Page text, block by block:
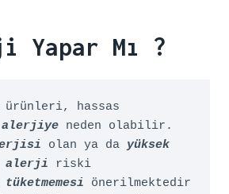
Yapar Mı ?
ürünleri, hassas
alerjiye neden olabilir.
olan ya da yüksek
alerji
riski
tüketmemesi önerilmektedir